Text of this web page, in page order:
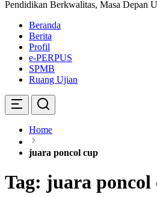
Pendidikan Berkwalitas, Masa Depan
Beranda
Berita
Profil
e-PERPUS
SPMB
Ruang Ujian
Home
juara poncol cup
Tag: juara poncol